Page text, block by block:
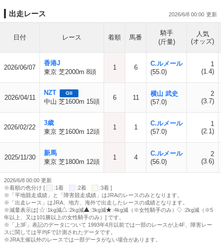
出走レース 2026/6/8 00:00
日付 レース 着順 馬番
騎手
(斤量)
人気
(オッズ)
2026/06/07
香港J
東京 芝2000m 8頭
1 6
C.ルメール
(55.0)
1
(1.4)
2026/04/11
NZT GII
中山 芝1600m 15頭
6 11
横山 武史
(57.0)
2
(3.7)
2026/02/22
3歳
東京 芝1600m 12頭
1 1
C.ルメール
(57.0)
1
(2.1)
2025/11/30
新馬
東京 芝1800m 12頭
1 4
C.ルメール
(56.0)
2
(3.6)
2026/6/8 00:00 更新
※着順の色分け [
:1着 :2着
:3着 ]
※「平地競走成績」と「障害競走成績」はJRAのレースのみとなります。
※「出走レース」はJRA、地方、海外で出走したレースの成績となります。
※減量表示は[
:1kg減 :2kg減 :3kg減 :4kg減（※女性騎手のみ）
:2kg減（※5
年以上、又は101勝以上の女性騎手のみ）] です。
※「上3F」表記のデータについて 1993年4月以前では一部のレースが上4F、障害レー
スに関しては平均Fで計測されたデータです。
※JRA主催以外のレースでは一部データがない場合があります。